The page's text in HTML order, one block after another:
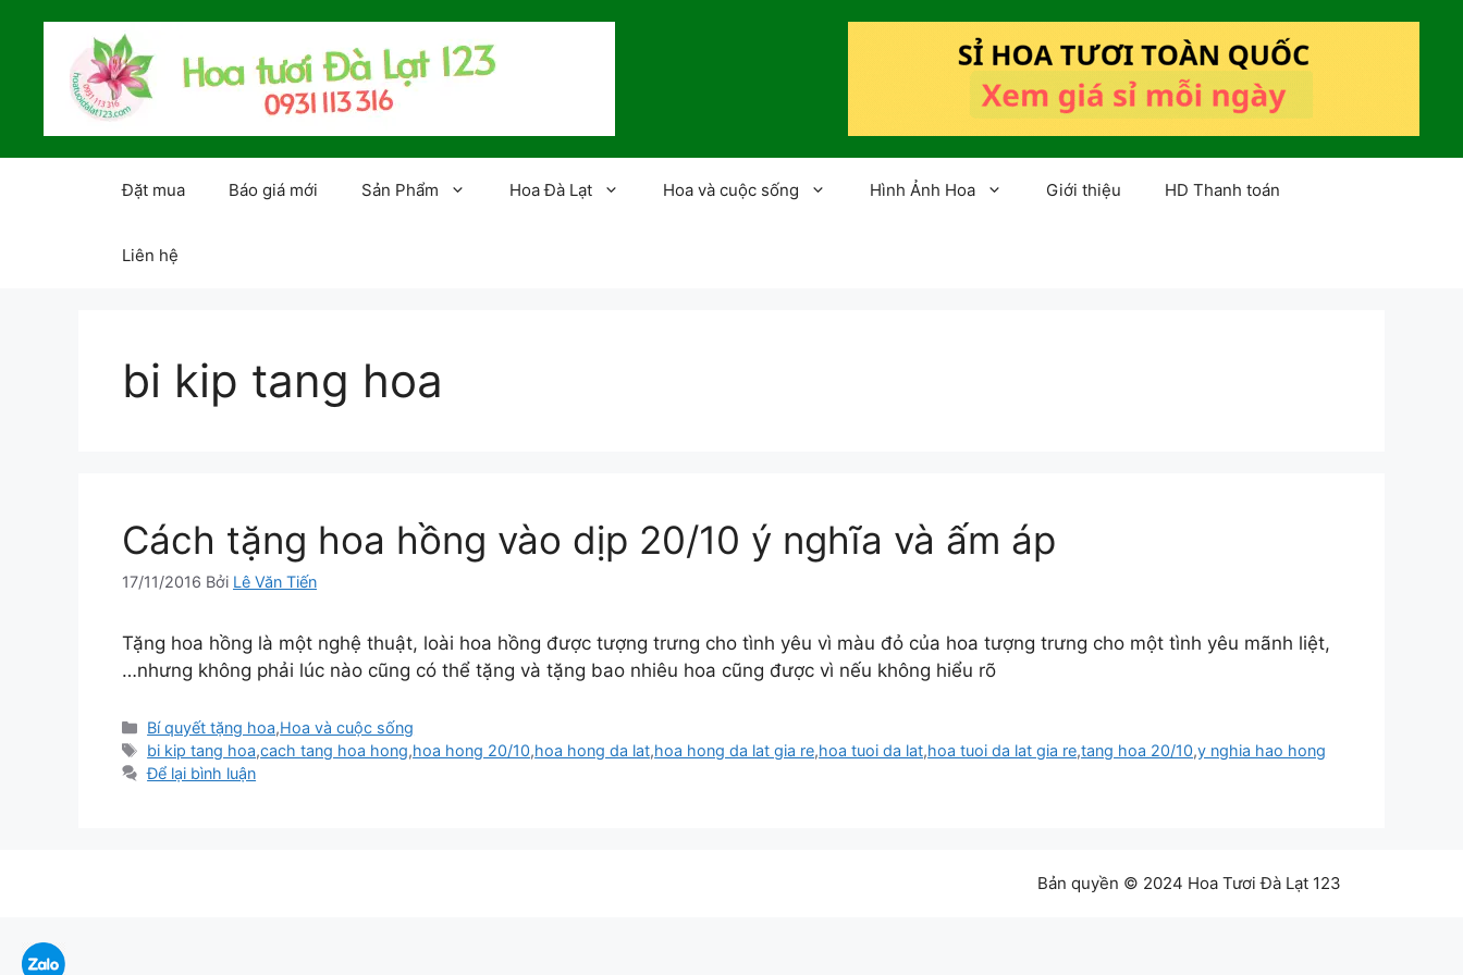
Đặt mua Báo giá mới Sản Phẩm Hoa Đà Lạt Hoa và cuộc sống Hình Ảnh Hoa Giới thiệu HD Thanh toán
Liên hệ
bi kip tang hoa
Cách tặng hoa hồng vào dịp 20/10 ý nghĩa và ấm áp
17/11/2016 Bởi Lê Văn Tiến
Tặng hoa hồng là một nghệ thuật, loài hoa hồng được tượng trưng cho tình yêu vì màu đỏ của hoa tượng trưng cho một tình yêu mãnh liệt,
…nhưng không phải lúc nào cũng có thể tặng và tặng bao nhiêu hoa cũng được vì nếu không hiểu rõ
Danh
mục
Bí quyết tặng hoa,Hoa và cuộc sống
Thẻ
bi kip tang hoa,cach tang hoa hong,hoa hong 20/10,hoa hong da lat,hoa hong da lat gia re,hoa tuoi da lat,hoa tuoi da lat gia re,tang hoa 20/10,y nghia hao hong
Để lại bình luận
Bản quyền © 2024 Hoa Tươi Đà Lạt 123